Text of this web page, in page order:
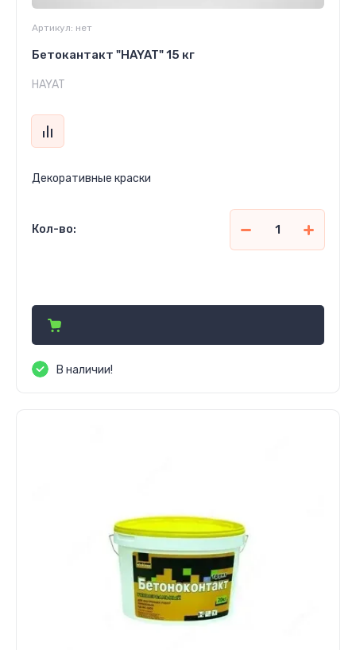
Артикул: нет
Бетокантакт "HAYAT" 15 кг
HAYAT
Декоративные краски
Кол-во:
В наличии!